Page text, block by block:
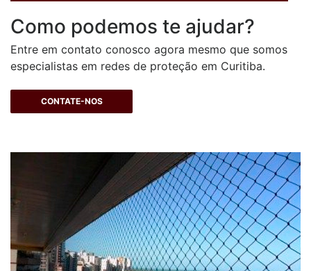
Como podemos te ajudar?
Entre em contato conosco agora mesmo que somos
especialistas em redes de proteção em Curitiba.
CONTATE-NOS